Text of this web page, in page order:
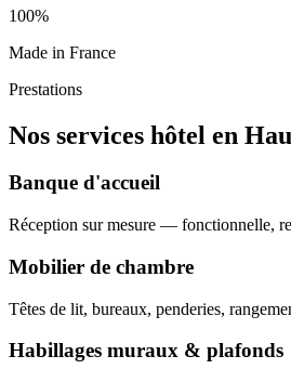
100%
Made in France
Prestations
Nos services hôtel en
Banque d'accueil
Réception sur mesure — fonctionnelle,
Mobilier de chambre
Têtes de lit, bureaux, penderies,
Habillages muraux & plafonds